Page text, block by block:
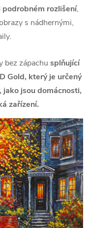
podrobném rozlišení,
s nádhernými,
bez zápachu splňující
Gold, který je určený
jsou domácnosti,
zařízení.